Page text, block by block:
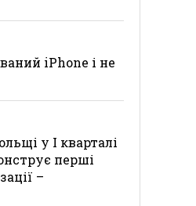
iPhone і не
у І кварталі
перші
–